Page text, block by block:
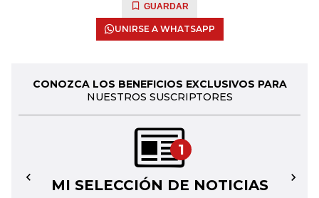
GUARDAR
UNIRSE A WHATSAPP
CONOZCA LOS BENEFICIOS EXCLUSIVOS PARA
NUESTROS SUSCRIPTORES
1
MI SELECCIÓN DE NOTICIAS
← →